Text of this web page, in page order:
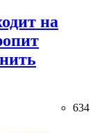
на
634